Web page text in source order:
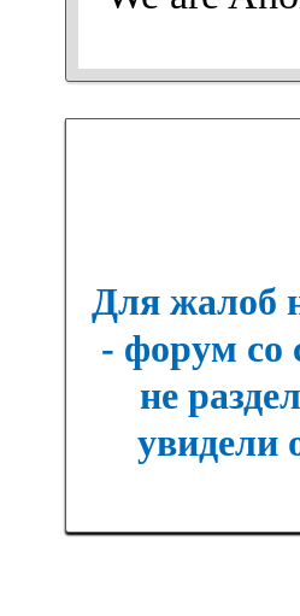
Для жалоб
- форум со
не
увидели